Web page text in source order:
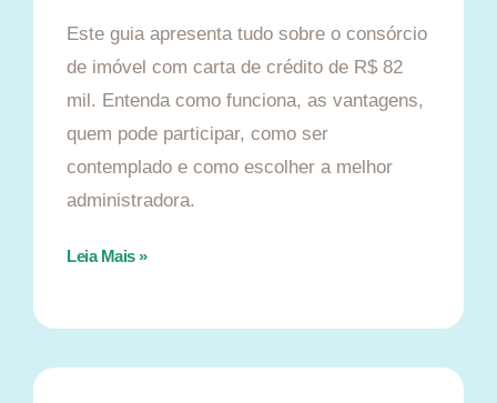
Este guia apresenta tudo sobre o consórcio
de imóvel com carta de crédito de R$ 82
mil. Entenda como funciona, as vantagens,
quem pode participar, como ser
contemplado e como escolher a melhor
administradora.
Leia Mais »